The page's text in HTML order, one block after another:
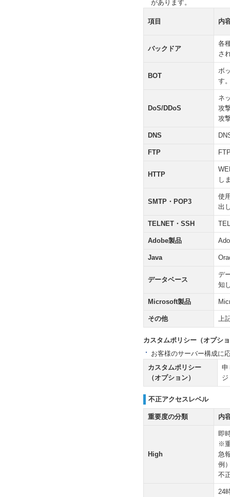
があります。
項目 内
バックドア
各
さ
BOT
ボ
す
DoS/DDoS
ネ
攻
攻
DNS
FTP
HTTP
し
SMTP・POP3
使
出
TELNET・SSH
Adobe製品
Java
データベース
デ
知
Microsoft製品
その他 上
カスタムポリシー（オプシ
お客様のサーバー構成に
カスタムポリシー
（オプション）
申
不正アクセスレベル
重要度の分類 内
High
即
※
急
例
不
24